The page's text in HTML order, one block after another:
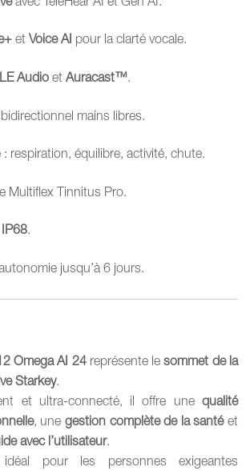
avec TeleHear AI et Gen AI.
et Voice AI pour la clarté vocale.
Audio et Auracast™.
mains libres.
: respiration, équilibre, activité, chute.
Multiflex Tinnitus Pro.
IP68.
jusqu’à 6 jours.
Omega AI 24représente lesommet de la
Starkey.
et ultra-connecté, il offre une qualité
, une gestion complète de la santéet
avec l’utilisateur.
idéal pour les personnes exigeantes